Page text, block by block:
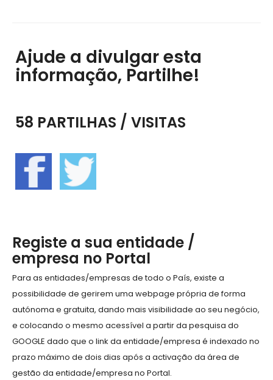
Ajude a divulgar esta
informação, Partilhe!
58 PARTILHAS / VISITAS
Registe a sua entidade /
empresa no Portal
Para as entidades/empresas de todo o País, existe a
possibilidade de gerirem uma webpage própria de forma
autónoma e gratuita, dando mais visibilidade ao seu negócio,
e colocando o mesmo acessível a partir da pesquisa do
GOOGLE dado que o link da entidade/empresa é indexado no
prazo máximo de dois dias após a activação da área de
gestão da entidade/empresa no Portal.